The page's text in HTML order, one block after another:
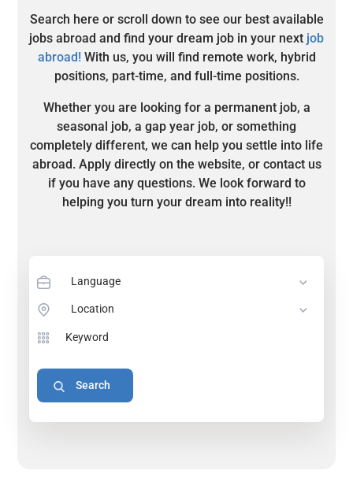
Search here or scroll down to see our best available
jobs abroad and find your dream job in your next job
abroad!With us, you will find remote work, hybrid
positions, part-time, and full-time positions.
Whether you are looking for a permanent job, a
seasonal job, a gap year job, or something
completely different, we can help you settle into life
abroad. Apply directly on the website, or contact us
if you have any questions. We look forward to
helping you turn your dream into reality!!
Language
Location